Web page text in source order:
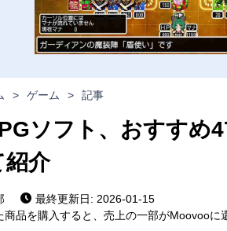
> ゲーム > 記事
ソフト、おすすめ
紹介
最終更新日: 2026-01-15
品を購入すると、売上の一部がMoovooに